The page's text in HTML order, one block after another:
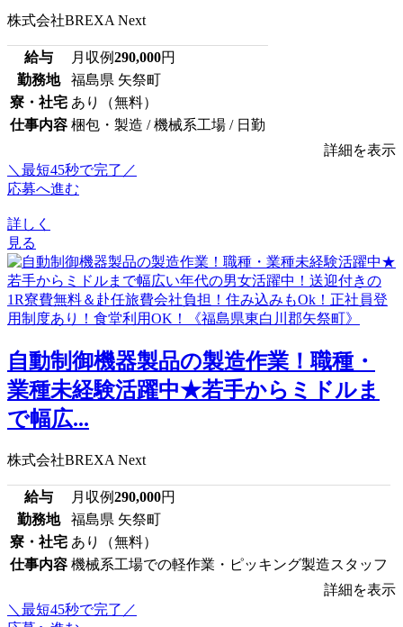
株式会社BREXA Next
給与 月収例290,000円
勤務地
福島県 矢祭町
寮・社宅 あり（無料）
仕事内容 梱包・製造 / 機械系工場 / 日勤
詳細を表示
＼最短45秒で完了／
応募へ進む
詳しく
見る
自動制御機器製品の製造作業！職種・
業種未経験活躍中★若手からミドルま
で幅広...
株式会社BREXA Next
給与 月収例290,000円
勤務地
福島県 矢祭町
寮・社宅 あり（無料）
仕事内容 機械系工場での軽作業・ピッキング製造スタッフ
詳細を表示
＼最短45秒で完了／